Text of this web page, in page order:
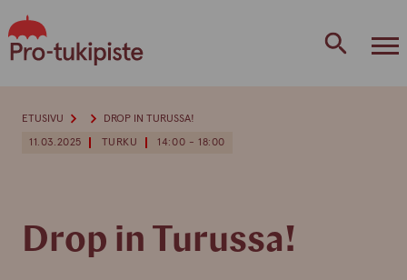
to
content
11.03.2025 TURKU 14:00 - 18:00
Drop in Turussa!
ETUSIVU DROP IN TURUSSA!